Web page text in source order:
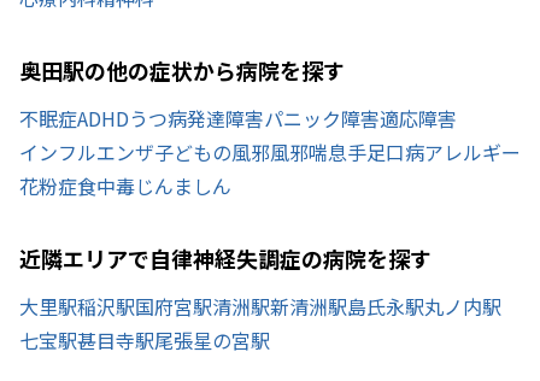
奥田駅の他の症状から病院を探す
不眠症ADHDうつ病発達障害パニック障害適応障害
インフルエンザ子どもの風邪風邪喘息手足口病アレルギー
花粉症食中毒じんましん
近隣エリアで自律神経失調症の病院を探す
大里駅稲沢駅国府宮駅清洲駅新清洲駅島氏永駅丸ノ内駅
七宝駅甚目寺駅尾張星の宮駅